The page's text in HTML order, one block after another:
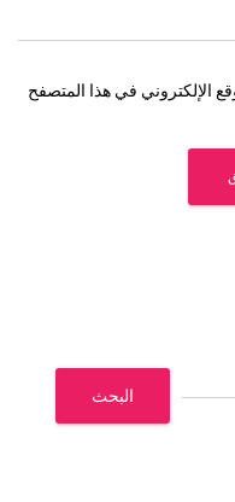
الإلكتروني في هذا المتصفح
البحث